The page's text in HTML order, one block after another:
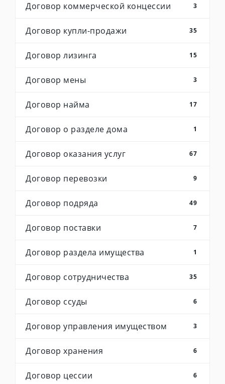
Договор коммерческой концессии 3
Договор купли-продажи 35
Договор лизинга 15
Договор мены 3
Договор найма 17
Договор о разделе дома 1
Договор оказания услуг 67
Договор перевозки 9
Договор подряда 49
Договор поставки 7
Договор раздела имущества 1
Договор сотрудничества 35
Договор ссуды 6
Договор управления имуществом 3
Договор хранения 6
Договор цессии 6